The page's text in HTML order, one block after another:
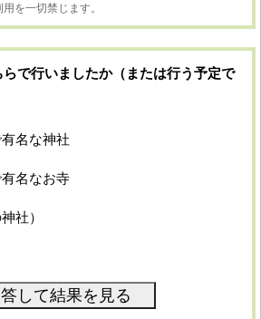
を一切禁じます。
で行いましたか（または行う予定で
名な神社
名なお寺
社）